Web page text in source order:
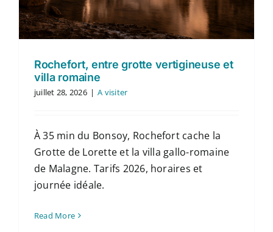
Rochefort, entre grotte vertigineuse et
villa romaine
juillet 28, 2026 | A visiter
À 35 min du Bonsoy, Rochefort cache la
Grotte de Lorette et la villa gallo-romaine
de Malagne. Tarifs 2026, horaires et
journée idéale.
Read More